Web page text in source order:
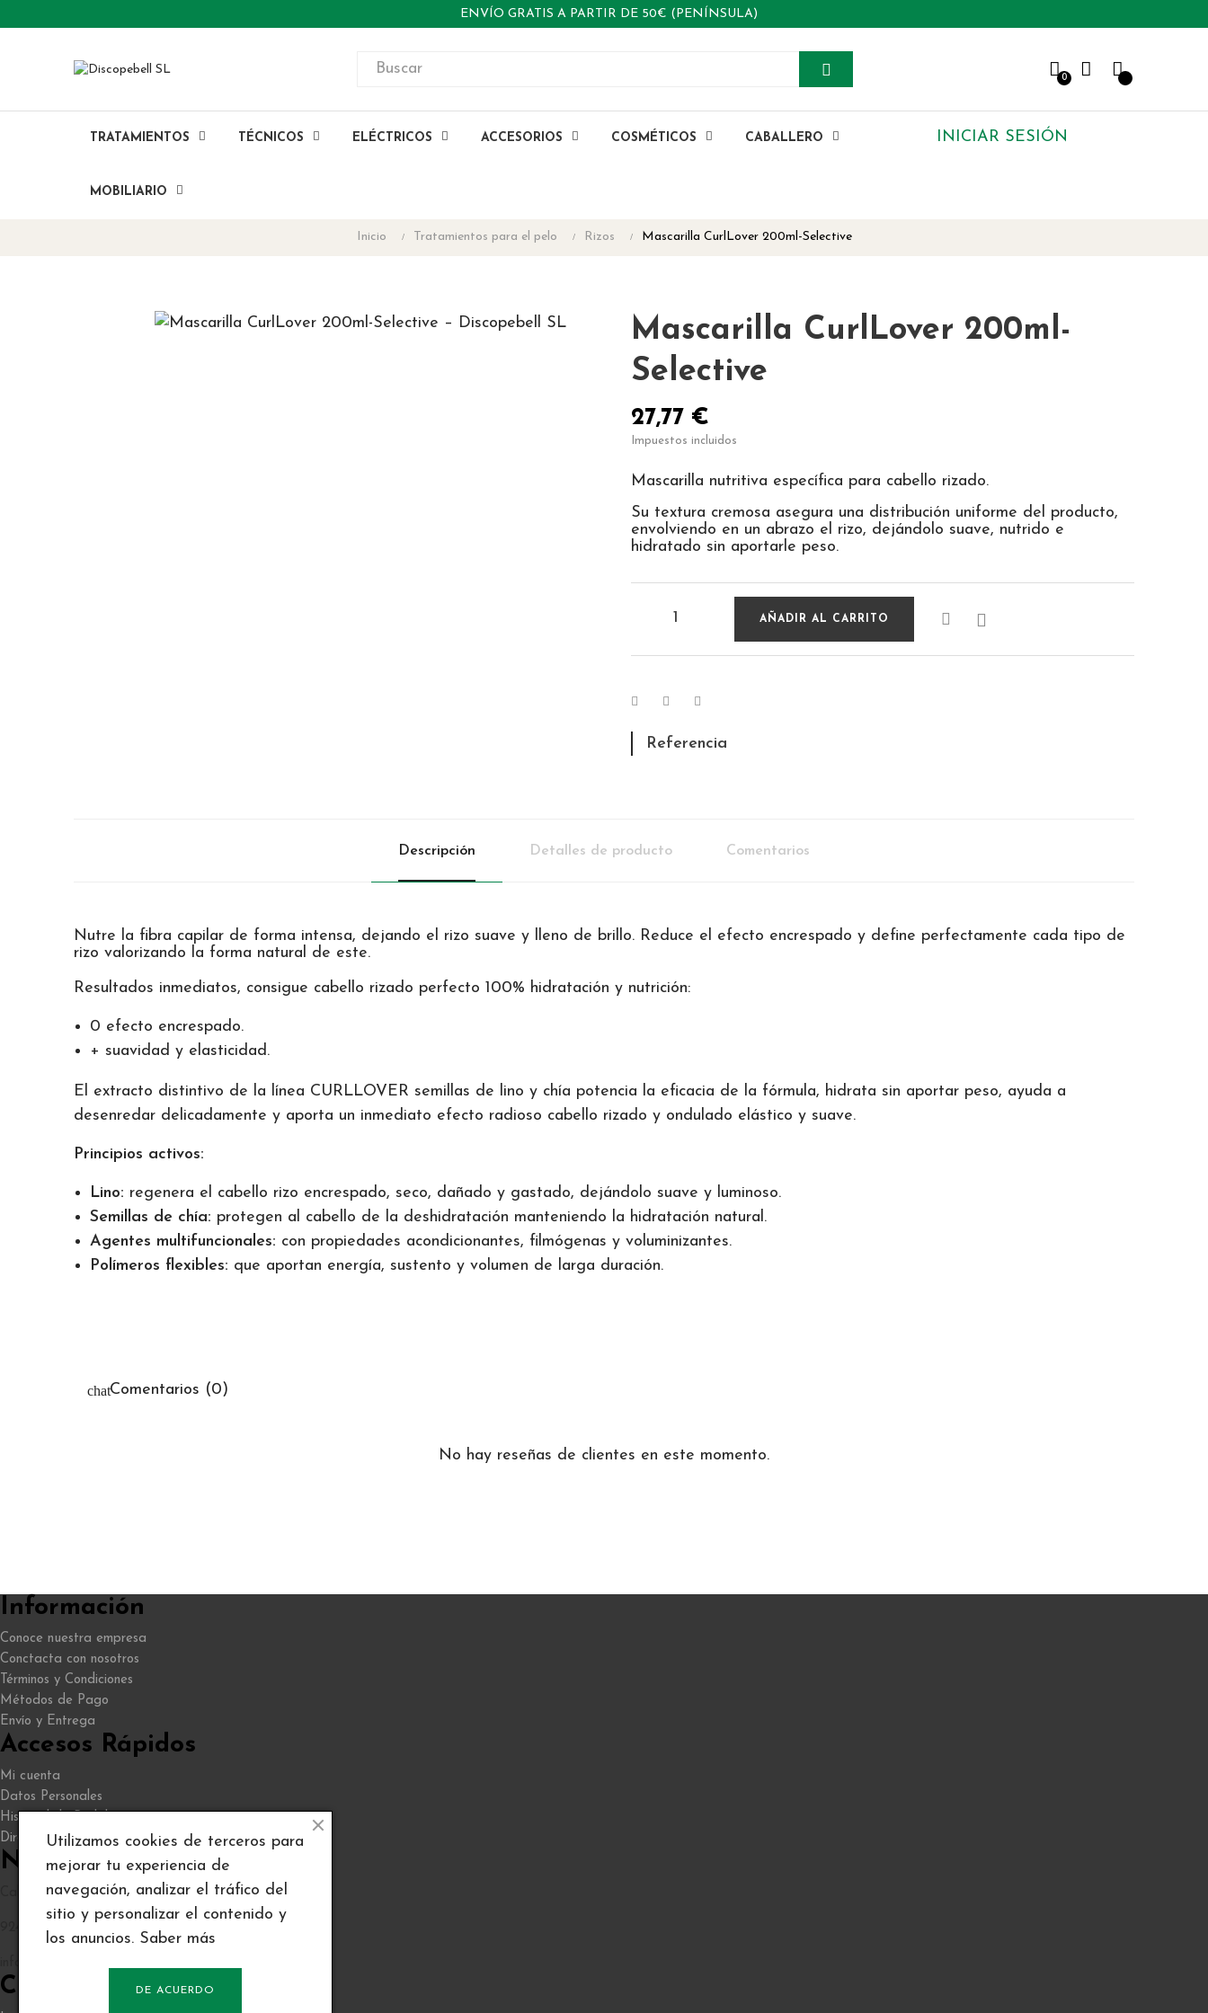
ENVÍO GRATIS A PARTIR DE 50€ (PENÍNSULA)
0
TRATAMIENTOS TÉCNICOS ELÉCTRICOS ACCESORIOS COSMÉTICOS CABALLERO
MOBILIARIO
INICIAR SESIÓN
Inicio Tratamientos para el pelo Rizos Mascarilla CurlLover 200ml-Selective
Mascarilla CurlLover 200ml-
Selective
27,77 €
Impuestos incluidos
Mascarilla nutritiva específica para cabello rizado.
Su textura cremosa asegura una distribución uniforme del producto,
envolviendo en un abrazo el rizo, dejándolo suave, nutrido e
hidratado sin aportarle peso.
AÑADIR AL CARRITO 
Referencia
Descripción Detalles de producto Comentarios
Nutre la fibra capilar de forma intensa, dejando el rizo suave y lleno de brillo. Reduce el efecto encrespado y define perfectamente cada tipo de
rizo valorizando la forma natural de este.
Resultados inmediatos, consigue cabello rizado perfecto 100% hidratación y nutrición:
0 efecto encrespado.
+ suavidad y elasticidad.
El extracto distintivo de la línea CURLLOVER semillas de lino y chía potencia la eficacia de la fórmula, hidrata sin aportar peso, ayuda a
desenredar delicadamente y aporta un inmediato efecto radioso cabello rizado y ondulado elástico y suave.
Principios activos:
Lino: regenera el cabello rizo encrespado, seco, dañado y gastado, dejándolo suave y luminoso.
Semillas de chía: protegen al cabello de la deshidratación manteniendo la hidratación natural.
Agentes multifuncionales: con propiedades acondicionantes, filmógenas y voluminizantes.
Polímeros flexibles: que aportan energía, sustento y volumen de larga duración.
Comentarios (0)
No hay reseñas de clientes en este momento.
Información
Conoce nuestra empresa
Conctacta con nosotros
Términos y Condiciones
Métodos de Pago
Envío y Entrega
Accesos Rápidos
Mi cuenta
Datos Personales
Historial de Pedidos
Direcciones
Nuestra Almacén
Calle Sevilla 20, Mérida. Badajoz
924378027
Consejos y contenidos
Utilizamos cookies de terceros para
mejorar tu experiencia de
navegación, analizar el tráfico del
sitio y personalizar el contenido y
los anuncios. Saber más
DE ACUERDO